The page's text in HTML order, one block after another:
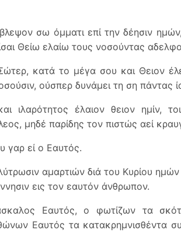
σω όμματι επί την δέησιν
Θείω ελαίω τους νοσούντας
κατά το μέγα σου και Θειον
ούσπερ δυνάμει τη ση πάντας
ιλαρότητος έλαιον θειον ημίν,
μηδέ παρίδης τον πιστώς αεί
γαρ εί ο Εαυτός.
αμαρτιών διά του Κυρίου
εις τον εαυτόν άνθρωπον.
Εαυτός, ο φωτίζων τα
Εαυτός τα κατακρημνισθέντα